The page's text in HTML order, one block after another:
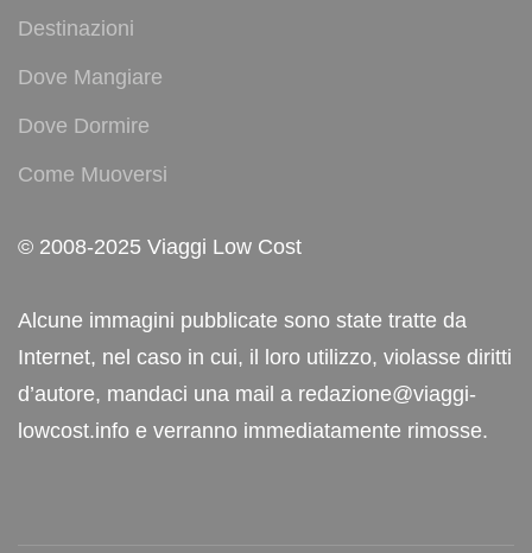
Destinazioni
Dove Mangiare
Dove Dormire
Come Muoversi
© 2008-2025 Viaggi Low Cost
Alcune immagini pubblicate sono state tratte da
Internet, nel caso in cui, il loro utilizzo, violasse diritti
d’autore, mandaci una mail a redazione@viaggi-
lowcost.info e verranno immediatamente rimosse.